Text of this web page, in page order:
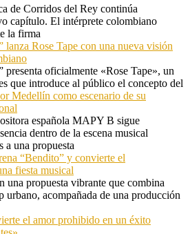
de Corridos del Rey continúa
capítulo. El intérprete colombiano
la firma
lanza Rose Tape con una nueva visión
presenta oficialmente «Rose Tape», un
que introduce al público el concepto del
Medellín como escenario de su
española MAPY B sigue
dentro de la escena musical
a una propuesta
“Bendito” y convierte el
fiesta musical
una propuesta vibrante que combina
urbano, acompañada de una producción
el amor prohibido en un éxito